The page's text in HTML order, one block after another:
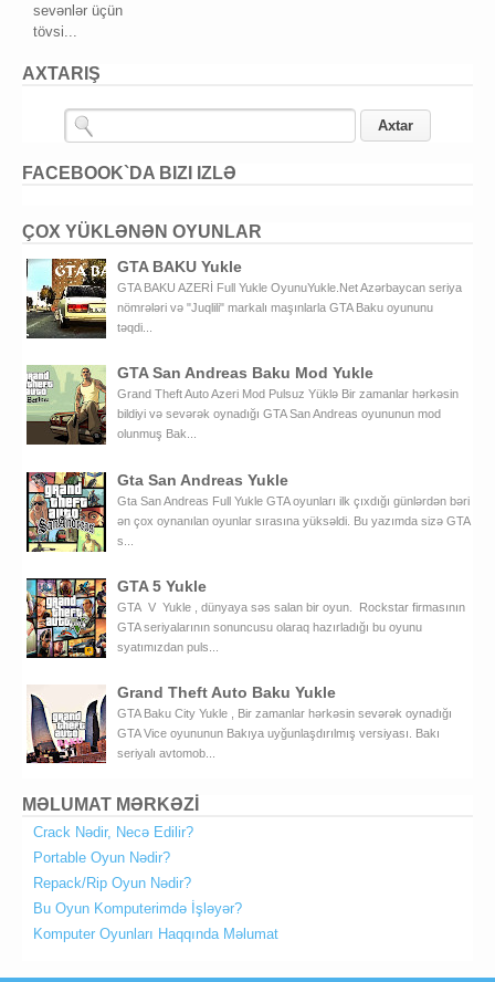
sevənlər üçün
tövsi...
AXTARIŞ
FACEBOOK`DA BIZI IZLƏ
ÇOX YÜKLƏNƏN OYUNLAR
GTA BAKU Yukle
GTA BAKU AZERİ Full Yukle OyunuYukle.Net Azərbaycan seriya
nömrələri və "Juqlili" markalı maşınlarla GTA Baku oyununu
təqdi...
GTA San Andreas Baku Mod Yukle
Grand Theft Auto Azeri Mod Pulsuz Yüklə Bir zamanlar hərkəsin
bildiyi və sevərək oynadığı GTA San Andreas oyununun mod
olunmuş Bak...
Gta San Andreas Yukle
Gta San Andreas Full Yukle GTA oyunları ilk çıxdığı günlərdən bəri
ən çox oynanılan oyunlar sırasına yüksəldi. Bu yazımda sizə GTA
s...
GTA 5 Yukle
GTA V Yukle , dünyaya səs salan bir oyun. Rockstar firmasının
GTA seriyalarının sonuncusu olaraq hazırladığı bu oyunu
syatımızdan puls...
Grand Theft Auto Baku Yukle
GTA Baku City Yukle , Bir zamanlar hərkəsin sevərək oynadığı
GTA Vice oyununun Bakıya uyğunlaşdırılmış versiyası. Bakı
seriyalı avtomob...
MƏLUMAT MƏRKƏZİ
Crack Nədir, Necə Edilir?
Portable Oyun Nədir?
Repack/Rip Oyun Nədir?
Bu Oyun Komputerimdə İşləyər?
Komputer Oyunları Haqqında Məlumat